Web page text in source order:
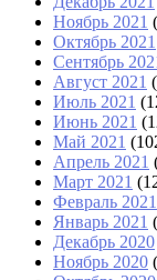
Ноябрь 2021
Октябрь 2021
Сентябрь
Август 2021
Июль 2021
Июнь 2021
Май 2021
Апрель 2021
Март 2021
Февраль 2021
Январь 2021
Декабрь 2020
Ноябрь 2020